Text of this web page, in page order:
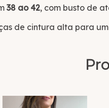
38 ao 42, com busto de
de cintura alta para